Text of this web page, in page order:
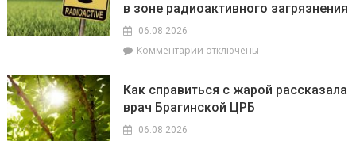
в зоне радиоактивного загрязнения
06.08.2026
Комментарии к
Беларуси
обновлен
отключены
Как справиться с жарой рассказала
врач Брагинской ЦРБ
06.08.2026